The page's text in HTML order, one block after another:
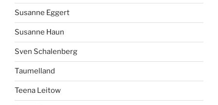
Susanne Eggert
Susanne Haun
Sven Schalenberg
Taumelland
Teena Leitow